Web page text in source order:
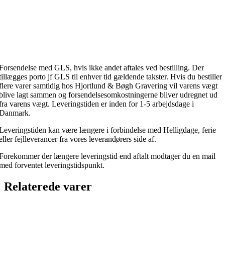
med GLS, hvis ikke andet aftales ved bestilling. Der
porto jf GLS til enhver tid gældende takster. Hvis du bestiller
varer samtidig hos Hjortlund & Bøgh Gravering vil varens vægt
lagt sammen og forsendelsesomkostningerne bliver udregnet ud
varens vægt. Leveringstiden er inden for 1-5 arbejdsdage i
kan være længere i forbindelse med Helligdage, ferie
fejlleverancer fra vores leverandørers side af.
der længere leveringstid end aftalt modtager du en mail
forventet leveringstidspunkt.
Relaterede varer